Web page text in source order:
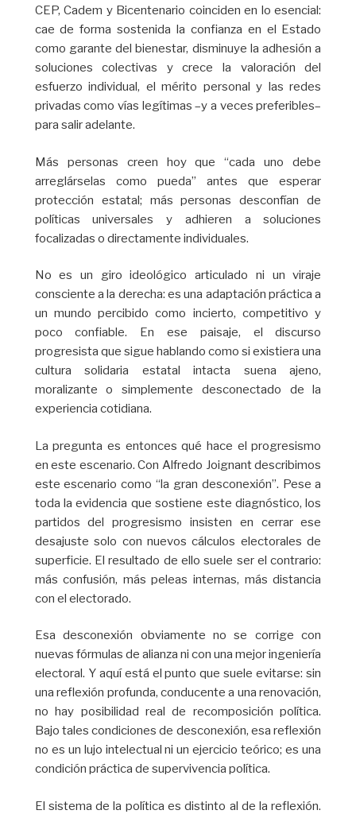
CEP, Cadem y Bicentenario coinciden en lo esencial:
cae de forma sostenida la confianza en el Estado
como garante del bienestar, disminuye la adhesión a
soluciones colectivas y crece la valoración del
esfuerzo individual, el mérito personal y las redes
privadas como vías legítimas –y a veces preferibles–
para salir adelante.
Más personas creen hoy que “cada uno debe
arreglárselas como pueda” antes que esperar
protección estatal; más personas desconfían de
políticas universales y adhieren a soluciones
focalizadas o directamente individuales.
No es un giro ideológico articulado ni un viraje
consciente a la derecha: es una adaptación práctica a
un mundo percibido como incierto, competitivo y
poco confiable. En ese paisaje, el discurso
progresista que sigue hablando como si existiera una
cultura solidaria estatal intacta suena ajeno,
moralizante o simplemente desconectado de la
experiencia cotidiana.
La pregunta es entonces qué hace el progresismo
en este escenario. Con Alfredo Joignant describimos
este escenario como “la gran desconexión”. Pese a
toda la evidencia que sostiene este diagnóstico, los
partidos del progresismo insisten en cerrar ese
desajuste solo con nuevos cálculos electorales de
superficie. El resultado de ello suele ser el contrario:
más confusión, más peleas internas, más distancia
con el electorado.
Esa desconexión obviamente no se corrige con
nuevas fórmulas de alianza ni con una mejor ingeniería
electoral. Y aquí está el punto que suele evitarse: sin
una reflexión profunda, conducente a una renovación,
no hay posibilidad real de recomposición política.
Bajo tales condiciones de desconexión, esa reflexión
no es un lujo intelectual ni un ejercicio teórico; es una
condición práctica de supervivencia política.
El sistema de la política es distinto al de la reflexión.